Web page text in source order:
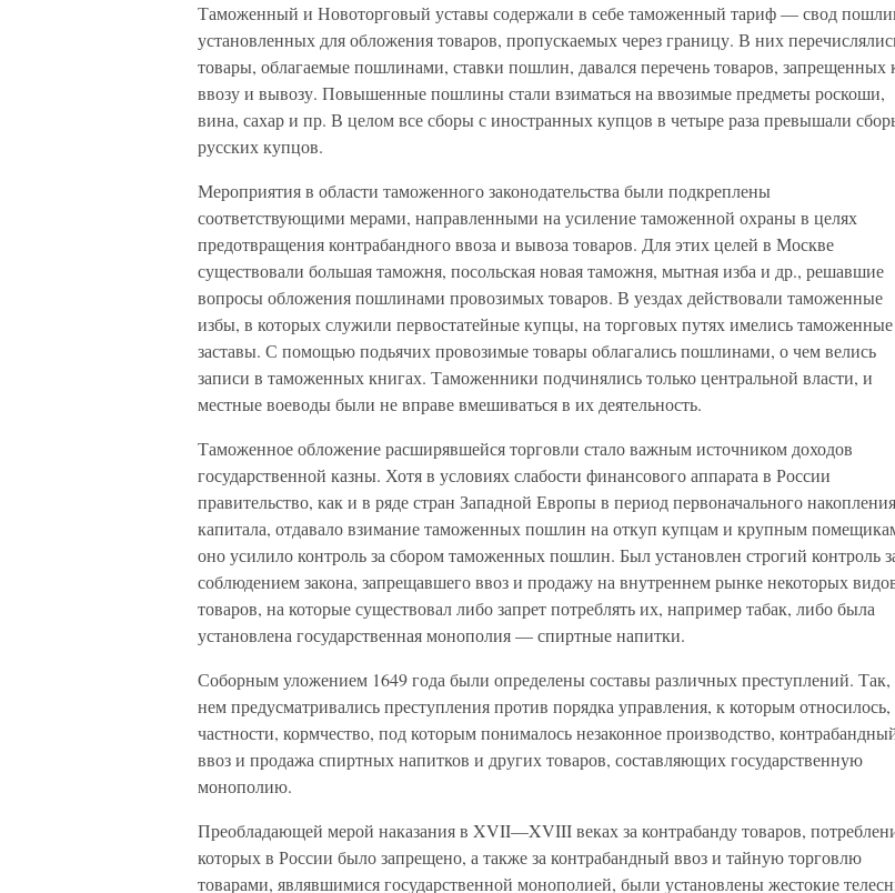
Таможенный и Новоторговый уставы содержали в себе таможенный тариф — свод
установленных для обложения товаров, пропускаемых через границу. В них
товары, облагаемые пошлинами, ставки пошлин, давался перечень товаров, запрещенных
ввозу и вывозу. Повышенные пошлины стали взиматься на ввозимые предметы роскоши,
вина, сахар и пр. В целом все сборы с иностранных купцов в четыре раза превышали
русских купцов.
Мероприятия в области таможенного законодательства были подкреплены
соответствующими мерами, направленными на усиление таможенной охраны в целях
предотвращения контрабандного ввоза и вывоза товаров. Для этих целей в Москве
существовали большая таможня, посольская новая таможня, мытная изба и др., решавшие
вопросы обложения пошлинами провозимых товаров. В уездах действовали таможенные
избы, в которых служили первостатейные купцы, на торговых путях имелись таможенные
заставы. С помощью подьячих провозимые товары облагались пошлинами, о чем велись
записи в таможенных книгах. Таможенники подчинялись только центральной власти, и
местные воеводы были не вправе вмешиваться в их деятельность.
Таможенное обложение расширявшейся торговли стало важным источником доходов
государственной казны. Хотя в условиях слабости финансового аппарата в России
правительство, как и в ряде стран Западной Европы в период первоначального накопления
капитала, отдавало взимание таможенных пошлин на откуп купцам и крупным
оно усилило контроль за сбором таможенных пошлин. Был установлен строгий контроль
соблюдением закона, запрещавшего ввоз и продажу на внутреннем рынке некоторых
товаров, на которые существовал либо запрет потреблять их, например табак, либо была
установлена государственная монополия — спиртные напитки.
Соборным уложением 1649 года были определены составы различных преступлений. Так,
нем предусматривались преступления против порядка управления, к которым относилось,
частности, кормчество, под которым понималось незаконное производство,
ввоз и продажа спиртных напитков и других товаров, составляющих государственную
монополию.
Преобладающей мерой наказания в XVII—XVIII веках за контрабанду товаров,
которых в России было запрещено, а также за контрабандный ввоз и тайную торговлю
товарами, являвшимися государственной монополией, были установлены жестокие